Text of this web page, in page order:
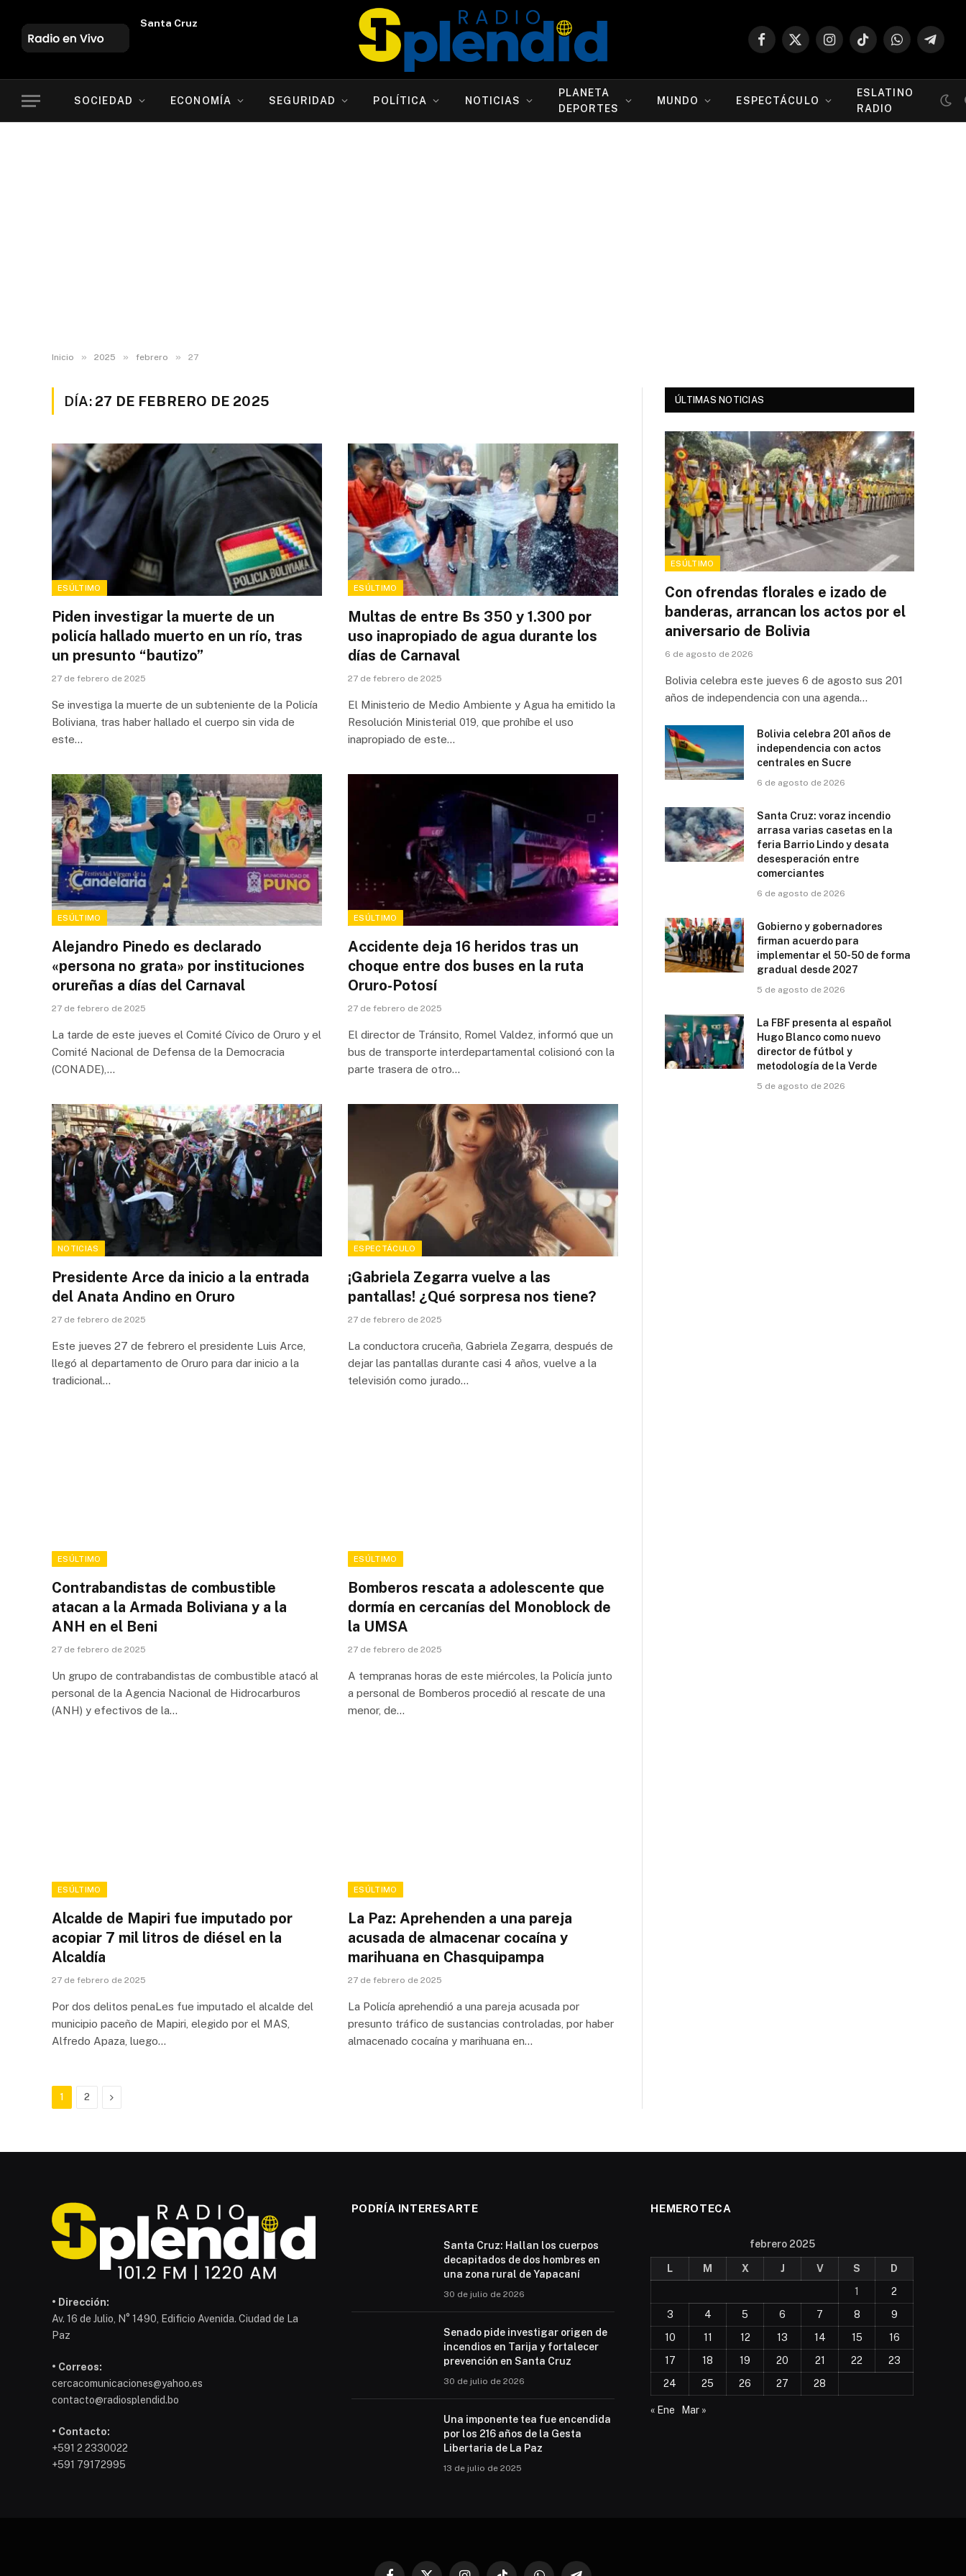
Oruro
Facebook
X
InstagramTikTokWhatsApp
SOCIEDAD ECONOMÍA SEGURIDAD POLÍTICA NOTICIAS
PLANETA
DEPORTES
MUNDO ESPECTÁCULO
ESLATINO
RADIO
Inicio » 2025 » febrero » 27
DÍA: 27 DE FEBRERO DE 2025
ESÚLTIMO
Piden investigar la muerte de un
policía hallado muerto en un río, tras
un presunto “bautizo”
27 de febrero de 2025
Se investiga la muerte de un subteniente de la Policía
Boliviana, tras haber hallado el cuerpo sin vida de
este…
ESÚLTIMO
Multas de entre Bs 350 y 1.300 por
uso inapropiado de agua durante los
días de Carnaval
27 de febrero de 2025
El Ministerio de Medio Ambiente y Agua ha emitido la
Resolución Ministerial 019, que prohíbe el uso
inapropiado de este…
ESÚLTIMO
Alejandro Pinedo es declarado
«persona no grata» por instituciones
orureñas a días del Carnaval
27 de febrero de 2025
La tarde de este jueves el Comité Cívico de Oruro y el
Comité Nacional de Defensa de la Democracia
(CONADE),…
ESÚLTIMO
Accidente deja 16 heridos tras un
choque entre dos buses en la ruta
Oruro-Potosí
27 de febrero de 2025
El director de Tránsito, Romel Valdez, informó que un
bus de transporte interdepartamental colisionó con la
parte trasera de otro…
NOTICIAS
Presidente Arce da inicio a la entrada
del Anata Andino en Oruro
27 de febrero de 2025
Este jueves 27 de febrero el presidente Luis Arce,
llegó al departamento de Oruro para dar inicio a la
tradicional…
ESPECTÁCULO
¡Gabriela Zegarra vuelve a las
pantallas! ¿Qué sorpresa nos tiene?
27 de febrero de 2025
La conductora cruceña, Gabriela Zegarra, después de
dejar las pantallas durante casi 4 años, vuelve a la
televisión como jurado…
ESÚLTIMO
Contrabandistas de combustible
atacan a la Armada Boliviana y a la
ANH en el Beni
27 de febrero de 2025
Un grupo de contrabandistas de combustible atacó al
personal de la Agencia Nacional de Hidrocarburos
(ANH) y efectivos de la…
ESÚLTIMO
Bomberos rescata a adolescente que
dormía en cercanías del Monoblock de
la UMSA
27 de febrero de 2025
A tempranas horas de este miércoles, la Policía junto
a personal de Bomberos procedió al rescate de una
menor, de…
ESÚLTIMO
Alcalde de Mapiri fue imputado por
acopiar 7 mil litros de diésel en la
Alcaldía
27 de febrero de 2025
Por dos delitos penaLes fue imputado el alcalde del
municipio paceño de Mapiri, elegido por el MAS,
Alfredo Apaza, luego…
ESÚLTIMO
La Paz: Aprehenden a una pareja
acusada de almacenar cocaína y
marihuana en Chasquipampa
27 de febrero de 2025
La Policía aprehendió a una pareja acusada por
presunto tráfico de sustancias controladas, por haber
almacenado cocaína y marihuana en…
1 2 Next
ÚLTIMAS NOTICIAS
ESÚLTIMO
Con ofrendas florales e izado de
banderas, arrancan los actos por el
aniversario de Bolivia
6 de agosto de 2026
Bolivia celebra este jueves 6 de agosto sus 201
años de independencia con una agenda…
Bolivia celebra 201 años de
independencia con actos
centrales en Sucre
6 de agosto de 2026
Santa Cruz: voraz incendio
arrasa varias casetas en la
feria Barrio Lindo y desata
desesperación entre
comerciantes
6 de agosto de 2026
Gobierno y gobernadores
firman acuerdo para
implementar el 50-50 de forma
gradual desde 2027
5 de agosto de 2026
La FBF presenta al español
Hugo Blanco como nuevo
director de fútbol y
metodología de la Verde
5 de agosto de 2026
• Dirección:
Av. 16 de Julio, N° 1490, Edificio Avenida. Ciudad de La
Paz
• Correos:
cercacomunicaciones@yahoo.es
contacto@radiosplendid.bo
• Contacto:
+591 2 2330022
+591 79172995
PODRÍA INTERESARTE
Santa Cruz: Hallan los cuerpos
decapitados de dos hombres en
una zona rural de Yapacaní
30 de julio de 2026
Senado pide investigar origen de
incendios en Tarija y fortalecer
prevención en Santa Cruz
30 de julio de 2026
Una imponente tea fue encendida
por los 216 años de la Gesta
Libertaria de La Paz
13 de julio de 2025
HEMEROTECA
febrero 2025
L M X J V S
D
1
2
3
4 5 6 7 8
9
10
11 12 13 14 15
16
17
18 19 20 21 22
23
24
25 26 27 28
« Ene Mar »